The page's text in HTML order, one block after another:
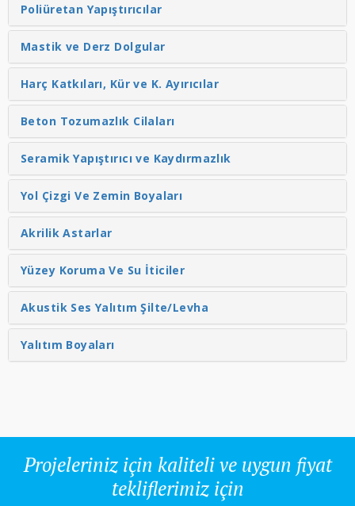
Poliüretan Yapıştırıcılar
Mastik ve Derz Dolgular
Harç Katkıları, Kür ve K. Ayırıcılar
Beton Tozumazlık Cilaları
Seramik Yapıştırıcı ve Kaydırmazlık
Yol Çizgi Ve Zemin Boyaları
Akrilik Astarlar
Yüzey Koruma Ve Su İticiler
Akustik Ses Yalıtım Şilte/Levha
Yalıtım Boyaları
Projeleriniz için kaliteli ve uygun fiyat
tekliflerimiz için